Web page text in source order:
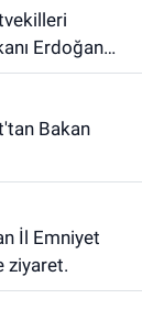
Erdoğan
ziyaret.